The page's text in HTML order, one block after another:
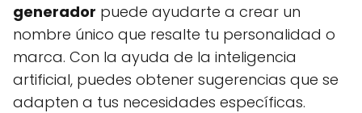
generador puede ayudarte a crear un
nombre único que resalte tu personalidad o
marca. Con la ayuda de la inteligencia
artificial, puedes obtener sugerencias que se
adapten a tus necesidades específicas.